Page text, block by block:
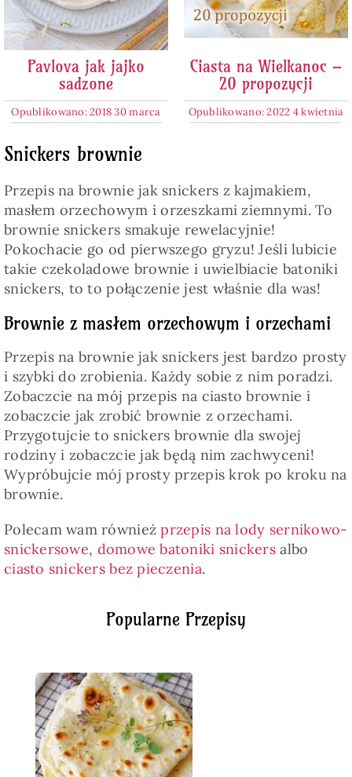
Popularne Przepisy
Pavlova jak jajko
sadzone
Opublikowano: 2018 30 marca
Ciasta na Wielkanoc –
20 propozycji
Opublikowano: 2022 4 kwietnia
Snickers brownie
Przepis na brownie jak snickers z kajmakiem,
masłem orzechowym i orzeszkami ziemnymi. To
brownie snickers smakuje rewelacyjnie!
Pokochacie go od pierwszego gryzu! Jeśli lubicie
takie czekoladowe brownie i uwielbiacie batoniki
snickers, to to połączenie jest właśnie dla was!
Brownie z masłem orzechowym i orzechami
Przepis na brownie jak snickers jest bardzo prosty
i szybki do zrobienia. Każdy sobie z nim poradzi.
Zobaczcie na mój przepis na ciasto brownie i
zobaczcie jak zrobić brownie z orzechami.
Przygotujcie to snickers brownie dla swojej
rodziny i zobaczcie jak będą nim zachwyceni!
Wypróbujcie mój prosty przepis krok po kroku na
brownie.
Polecam wam równieżprzepis na lody sernikowo-
snickersowe, domowe batoniki snickers albo
ciasto snickers bez pieczenia.